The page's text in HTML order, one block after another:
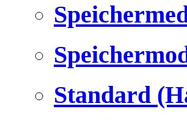
Standard